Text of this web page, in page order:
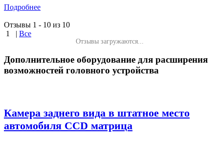
Подробнее
Отзывы 1 - 10 из 10
1
| Все
Отзывы загружаются...
Дополнительное оборудование для расширения
возможностей головного устройства
Камера заднего вида в штатное место
автомобиля CCD матрица